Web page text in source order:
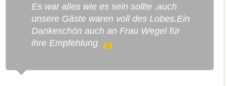
Es war alles wie es sein sollte ,auch
unsere Gäste waren voll des Lobes.Ein
Dankeschön auch an Frau Wegel für
ihre Empfehlung